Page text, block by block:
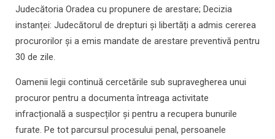
Judecătoria Oradea cu propunere de arestare; Decizia
instanței: Judecătorul de drepturi și libertăți a admis cererea
procurorilor și a emis mandate de arestare preventivă pentru
30 de zile.
Oamenii legii continuă cercetările sub supravegherea unui
procuror pentru a documenta întreaga activitate
infracțională a suspecților și pentru a recupera bunurile
furate. Pe tot parcursul procesului penal, persoanele